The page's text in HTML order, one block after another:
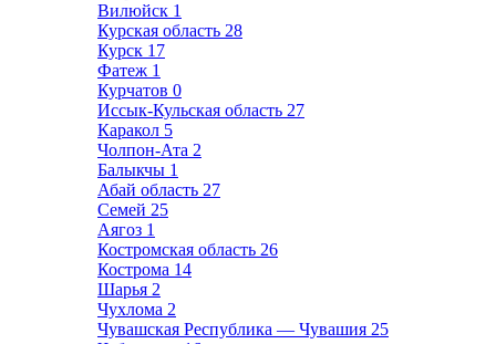
Вилюйск 1
Курская область 28
Курск 17
Фатеж 1
Курчатов 0
Иссык-Кульская область 27
Каракол 5
Чолпон-Ата 2
Балыкчы 1
Абай область 27
Семей 25
Аягоз 1
Костромская область 26
Кострома 14
Шарья 2
Чухлома 2
Чувашская Республика — Чувашия 25